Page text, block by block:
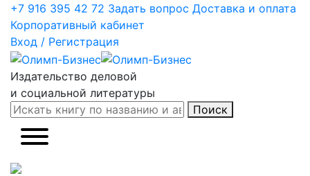
+7 916 395 42 72 Задать вопрос Доставка и оплата
Корпоративный кабинет
Вход / Регистрация
Издательство деловой
и социальной литературы
Поиск